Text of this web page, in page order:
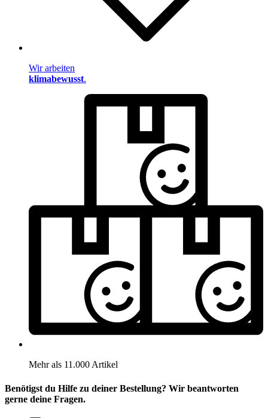
Wir arbeiten
klimabewusst.
Mehr als 11.000 Artikel
Benötigst du Hilfe zu deiner Bestellung? Wir beantworten
gerne deine Fragen.